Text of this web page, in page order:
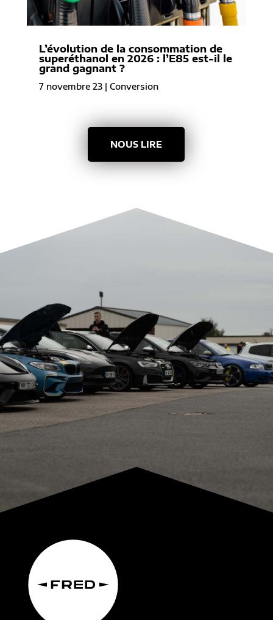
L’évolution de la consommation de
superéthanol en 2026 : l’E85 est-il le
grand gagnant ?
7 novembre 23| Conversion
NOUS LIRE